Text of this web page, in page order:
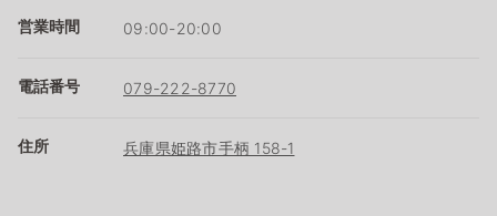
営業時間 09:00-20:00
電話番号 079-222-8770
住所 兵庫県姫路市手柄 158-1